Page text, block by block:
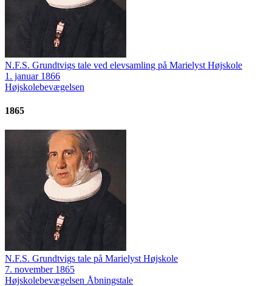
N.F.S. Grundtvigs tale ved elevsamling på Marielyst Højskole
1. januar 1866
Højskolebevægelsen
1865
N.F.S. Grundtvigs tale på Marielyst Højskole
7. november 1865
Højskolebevægelsen Åbningstale